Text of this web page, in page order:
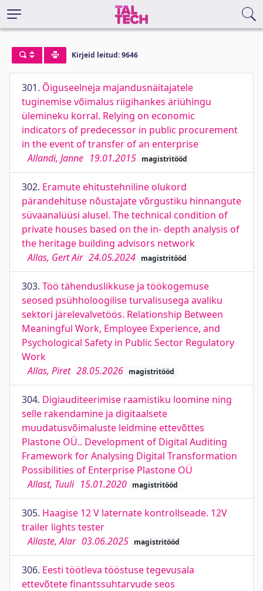
Kirjeid leitud: 9646
301. Õiguseelneja majandusnäitajatele
tuginemise võimalus riigihankes äriühingu
ülemineku korral. Relying on economic
indicators of predecessor in public procurement
in the event of transfer of an enterprise
Allandi, Janne 19.01.2015 magistritööd
302. Eramute ehitustehniline olukord
pärandehituse nõustajate võrgustiku hinnangute
süvaanalüüsi alusel. The technical condition of
private houses based on the in- depth analysis of
the heritage building advisors network
Allas, Gert Air 24.05.2024 magistritööd
303. Töö tähenduslikkuse ja töökogemuse
seosed psühholoogilise turvalisusega avaliku
sektori järelevalvetöös. Relationship Between
Meaningful Work, Employee Experience, and
Psychological Safety in Public Sector Regulatory
Work
Allas, Piret 28.05.2026 magistritööd
304. Digiauditeerimise raamistiku loomine ning
selle rakendamine ja digitaalsete
muudatusvõimaluste leidmine ettevõttes
Plastone OÜ.. Development of Digital Auditing
Framework for Analysing Digital Transformation
Possibilities of Enterprise Plastone OÜ
Allast, Tuuli 15.01.2020 magistritööd
305. Haagise 12 V laternate kontrollseade. 12V
trailer lights tester
Allaste, Alar 03.06.2025 magistritööd
306. Eesti töötleva tööstuse tegevusala
ettevõtete finantssuhtarvude seos